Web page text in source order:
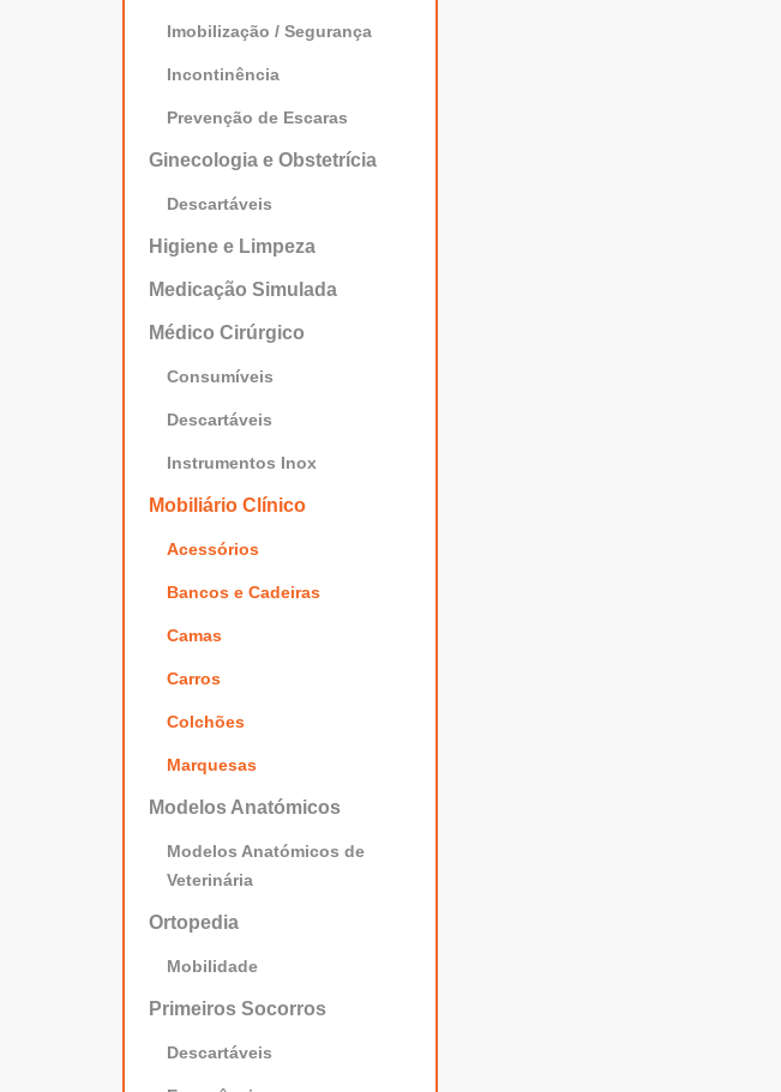
Imobilização / Segurança
Incontinência
Prevenção de Escaras
Ginecologia e Obstetrícia
Descartáveis
Higiene e Limpeza
Medicação Simulada
Médico Cirúrgico
Consumíveis
Descartáveis
Instrumentos Inox
Mobiliário Clínico
Acessórios
Bancos e Cadeiras
Camas
Carros
Colchões
Marquesas
Modelos Anatómicos
Modelos Anatómicos de
Veterinária
Ortopedia
Mobilidade
Primeiros Socorros
Descartáveis